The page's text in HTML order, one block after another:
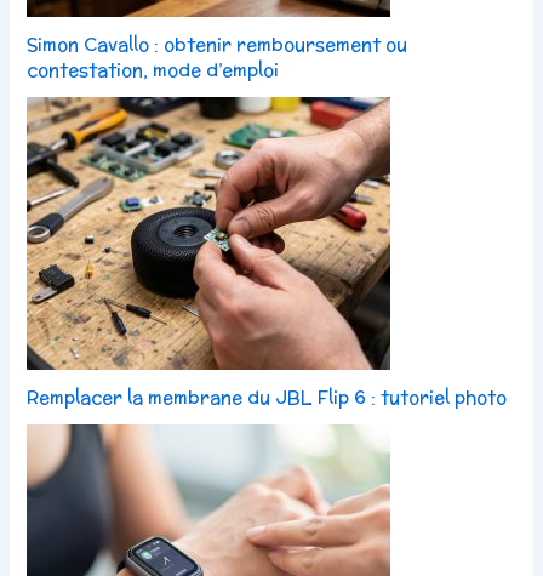
Simon Cavallo : obtenir remboursement ou
contestation, mode d’emploi
Remplacer la membrane du JBL Flip 6 : tutoriel photo